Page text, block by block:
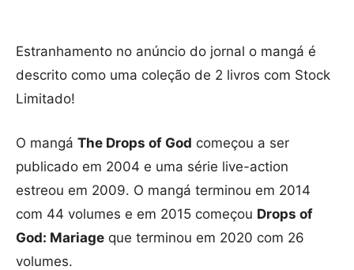
Estranhamento no anúncio do jornal o mangá é
descrito como uma coleção de 2 livros com Stock
Limitado!
O mangá The Drops of God começou a ser
publicado em 2004 e uma série live-action
estreou em 2009. O mangá terminou em 2014
com 44 volumes e em 2015 começou Drops of
God: Mariage que terminou em 2020 com 26
volumes.